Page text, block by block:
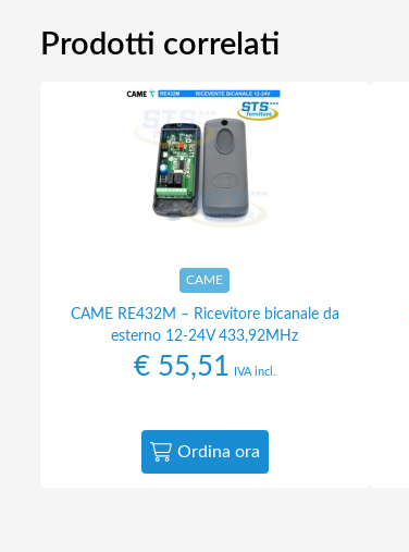
Prodotti correlati
CAME
CAME RE432M – Ricevitore bicanale da
esterno 12-24V 433,92MHz
€55,51 IVA incl.
Ordina ora